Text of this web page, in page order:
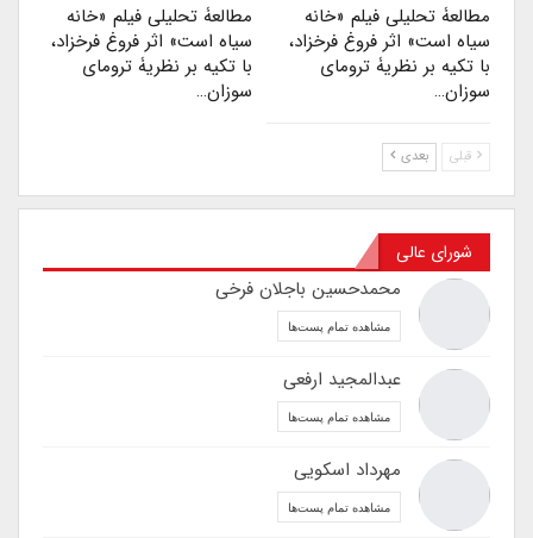
مطالعۀ تحلیلی فیلم «خانه
سیاه است» اثر فروغ فرخزاد،
با تکیه بر نظریۀ ترومای
سوزان…
مطالعۀ تحلیلی فیلم «خانه
سیاه است» اثر فروغ فرخزاد،
با تکیه بر نظریۀ ترومای
سوزان…
قبلی بعدی
شورای عالی
محمدحسین باجلان فرخی
مشاهده تمام پست‌ها
عبدالمجید ارفعی
مشاهده تمام پست‌ها
مهرداد اسکویی
مشاهده تمام پست‌ها